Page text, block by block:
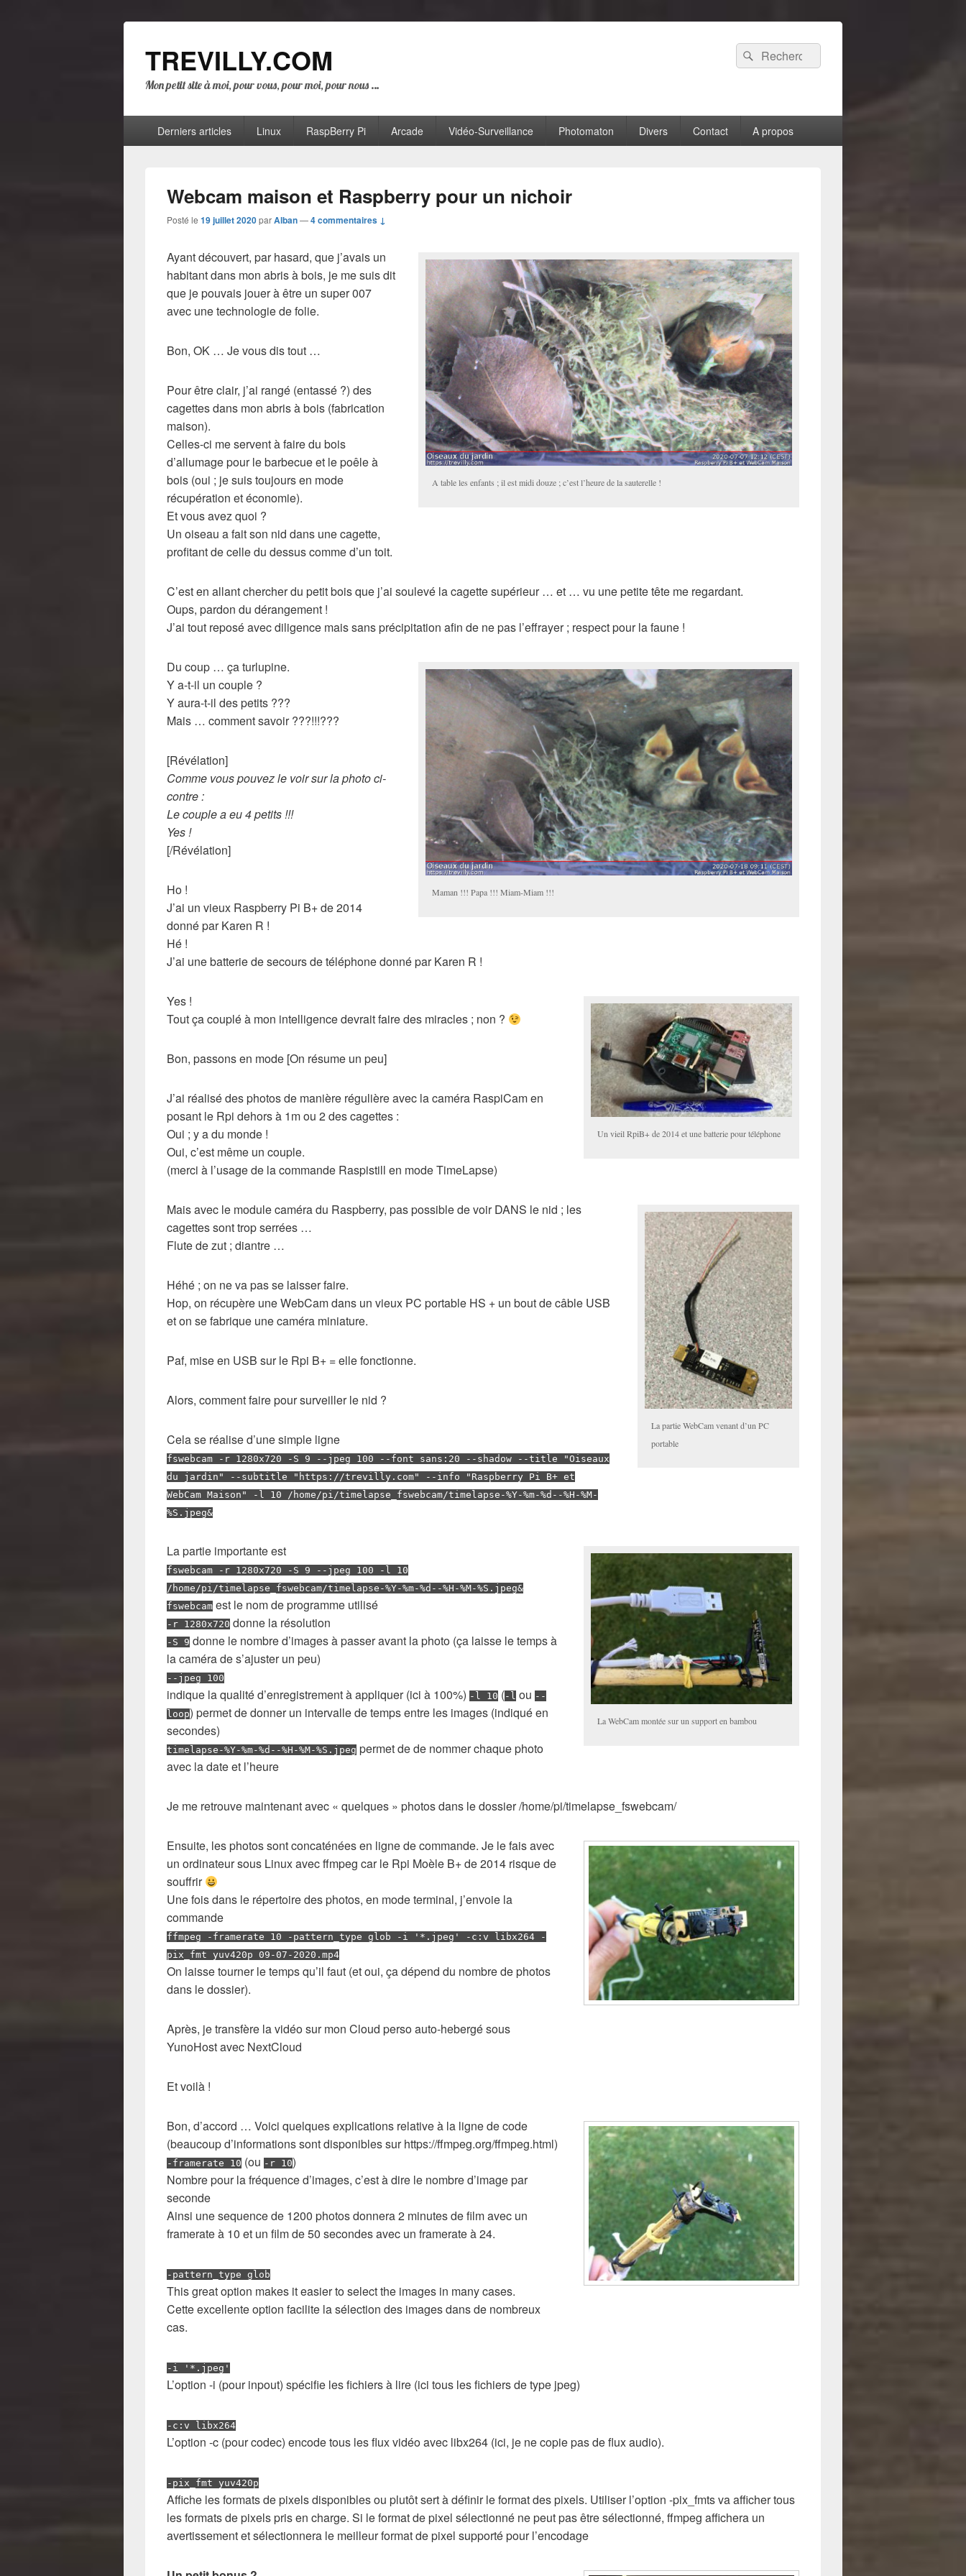
TREVILLY.COM
Mon petit site à moi, pour vous, pour moi, pour nous …
Recherche :
Rechercher
principalDerniers articles Linux RaspBerry Pi Arcade Vidéo-Surveillance Photomaton Divers Contact A propos
Webcam maison et Raspberry pour un nichoir
Posté le 19 juillet 2020parAlban—4 commentaires ↓
A table les enfants ; il est midi douze ; c’est l’heure de la sauterelle !
Ayant découvert, par hasard, que j’avais un
habitant dans mon abris à bois, je me suis dit
que je pouvais jouer à être un super 007
avec une technologie de folie.
Bon, OK … Je vous dis tout …
Pour être clair, j’ai rangé (entassé ?) des
cagettes dans mon abris à bois (fabrication
maison).
Celles-ci me servent à faire du bois
d’allumage pour le barbecue et le poêle à
bois (oui ; je suis toujours en mode
récupération et économie).
Et vous avez quoi ?
Un oiseau a fait son nid dans une cagette,
profitant de celle du dessus comme d’un toit.
C’est en allant chercher du petit bois que j’ai soulevé la cagette supérieur … et … vu une petite tête me regardant.
Oups, pardon du dérangement !
J’ai tout reposé avec diligence mais sans précipitation afin de ne pas l’effrayer ; respect pour la faune !
Maman !!! Papa !!! Miam-Miam !!!
Du coup … ça turlupine.
Y a-t-il un couple ?
Y aura-t-il des petits ???
Mais … comment savoir ???!!!???
[Révélation]
Comme vous pouvez le voir sur la photo ci-
contre :
Le couple a eu 4 petits !!!
Yes !
[/Révélation]
Ho !
J’ai un vieux Raspberry Pi B+ de 2014
donné par Karen R !
Hé !
J’ai une batterie de secours de téléphone donné par Karen R !
Un vieil RpiB+ de 2014 et une batterie pour téléphone
Yes !
Tout ça couplé à mon intelligence devrait faire des miracles ; non ?
Bon, passons en mode [On résume un peu]
J’ai réalisé des photos de manière régulière avec la caméra RaspiCam en
posant le Rpi dehors à 1m ou 2 des cagettes :
Oui ; y a du monde !
Oui, c’est même un couple.
(merci à l’usage de la commande Raspistill en mode TimeLapse)
La partie WebCam venant d’un PC
portable
Mais avec le module caméra du Raspberry, pas possible de voir DANS le nid ; les
cagettes sont trop serrées …
Flute de zut ; diantre …
Héhé ; on ne va pas se laisser faire.
Hop, on récupère une WebCam dans un vieux PC portable HS + un bout de câble USB
et on se fabrique une caméra miniature.
Paf, mise en USB sur le Rpi B+ = elle fonctionne.
Alors, comment faire pour surveiller le nid ?
Cela se réalise d’une simple ligne
fswebcam -r 1280x720 -S 9 --jpeg 100 --font sans:20 --shadow --title "Oiseaux
du jardin" --subtitle "https://trevilly.com" --info "Raspberry Pi B+ et
WebCam Maison" -l 10 /home/pi/timelapse_fswebcam/timelapse-%Y-%m-%d--%H-%M-
%S.jpeg&
La WebCam montée sur un support en bambou
La partie importante est
fswebcam -r 1280x720 -S 9 --jpeg 100 -l 10
/home/pi/timelapse_fswebcam/timelapse-%Y-%m-%d--%H-%M-%S.jpeg&
fswebcam est le nom de programme utilisé
-r 1280x720 donne la résolution
-S 9 donne le nombre d’images à passer avant la photo (ça laisse le temps à
la caméra de s’ajuster un peu)
--jpeg 100
indique la qualité d’enregistrement à appliquer (ici à 100%) -l 10 (-l ou --
loop) permet de donner un intervalle de temps entre les images (indiqué en
secondes)
timelapse-%Y-%m-%d--%H-%M-%S.jpeg permet de de nommer chaque photo
avec la date et l’heure
Je me retrouve maintenant avec « quelques » photos dans le dossier /home/pi/timelapse_fswebcam/
Ensuite, les photos sont concaténées en ligne de commande. Je le fais avec
un ordinateur sous Linux avec ffmpeg car le Rpi Moèle B+ de 2014 risque de
souffrir
Une fois dans le répertoire des photos, en mode terminal, j’envoie la
commande
ffmpeg -framerate 10 -pattern_type glob -i '*.jpeg' -c:v libx264 -
pix_fmt yuv420p 09-07-2020.mp4
On laisse tourner le temps qu’il faut (et oui, ça dépend du nombre de photos
dans le dossier).
Après, je transfère la vidéo sur mon Cloud perso auto-hebergé sous
YunoHost avec NextCloud
Et voilà !
Bon, d’accord … Voici quelques explications relative à la ligne de code
(beaucoup d’informations sont disponibles sur https://ffmpeg.org/ffmpeg.html)
-framerate 10 (ou -r 10)
Nombre pour la fréquence d’images, c’est à dire le nombre d’image par
seconde
Ainsi une sequence de 1200 photos donnera 2 minutes de film avec un
framerate à 10 et un film de 50 secondes avec un framerate à 24.
-pattern_type glob
This great option makes it easier to select the images in many cases.
Cette excellente option facilite la sélection des images dans de nombreux
cas.
-i '*.jpeg'
L’option -i (pour inpout) spécifie les fichiers à lire (ici tous les fichiers de type jpeg)
-c:v libx264
L’option -c (pour codec) encode tous les flux vidéo avec libx264 (ici, je ne copie pas de flux audio).
-pix_fmt yuv420p
Affiche les formats de pixels disponibles ou plutôt sert à définir le format des pixels. Utiliser l’option -pix_fmts va afficher tous
les formats de pixels pris en charge. Si le format de pixel sélectionné ne peut pas être sélectionné, ffmpeg affichera un
avertissement et sélectionnera le meilleur format de pixel supporté pour l’encodage